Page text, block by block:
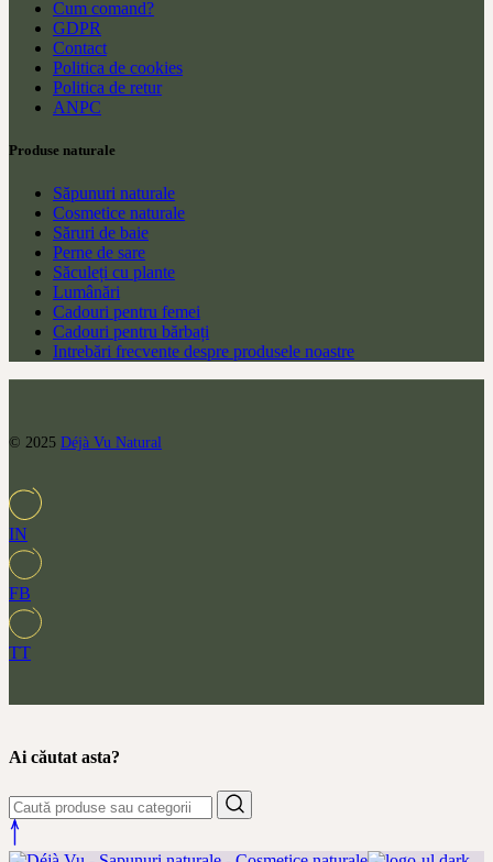
Cum comand?
GDPR
Contact
Politica de cookies
Politica de retur
ANPC
Produse naturale
Săpunuri naturale
Cosmetice naturale
Săruri de baie
Perne de sare
Săculeți cu plante
Lumânări
Cadouri pentru femei
Cadouri pentru bărbați
Intrebări frecvente despre produsele noastre
© 2025 Déjà Vu Natural
IN
FB
TT
Ai căutat asta?